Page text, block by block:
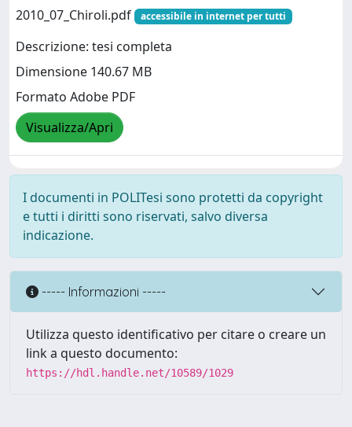
2010_07_Chiroli.pdf
accessibile in internet per tutti
Descrizione: tesi completa
Dimensione 140.67 MB
Formato Adobe PDF
Visualizza/Apri
I documenti in POLITesi sono protetti da copyright
e tutti i diritti sono riservati, salvo diversa
indicazione.
----- Informazioni -----
Utilizza questo identificativo per citare o creare un
link a questo documento:
https://hdl.handle.net/10589/1029